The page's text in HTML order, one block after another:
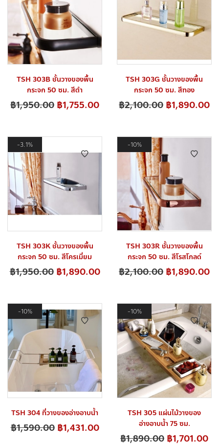
TSH 303B ชั้นวางของพื้น
กระจก 50 ซม. สีดำ
฿1,950.00 ฿1,755.00
TSH 303G ชั้นวางของพื้น
กระจก 50 ซม. สีทอง
฿2,100.00 ฿1,890.00
3.1%
TSH 303K ชั้นวางของพื้น
กระจก 50 ซม. สีโครเมี่ยม
฿1,950.00 ฿1,890.00
10%
TSH 303R ชั้นวางของพื้น
กระจก 50 ซม. สีโรสโกลด์
฿2,100.00 ฿1,890.00
10%
TSH 304 ที่วางของอ่างอาบน้ำ
฿1,590.00 ฿1,431.00
10%
TSH 305 แผ่นไม้วางของ
อ่างอาบน้ำ 75 ซม.
฿1,890.00 ฿1,701.00